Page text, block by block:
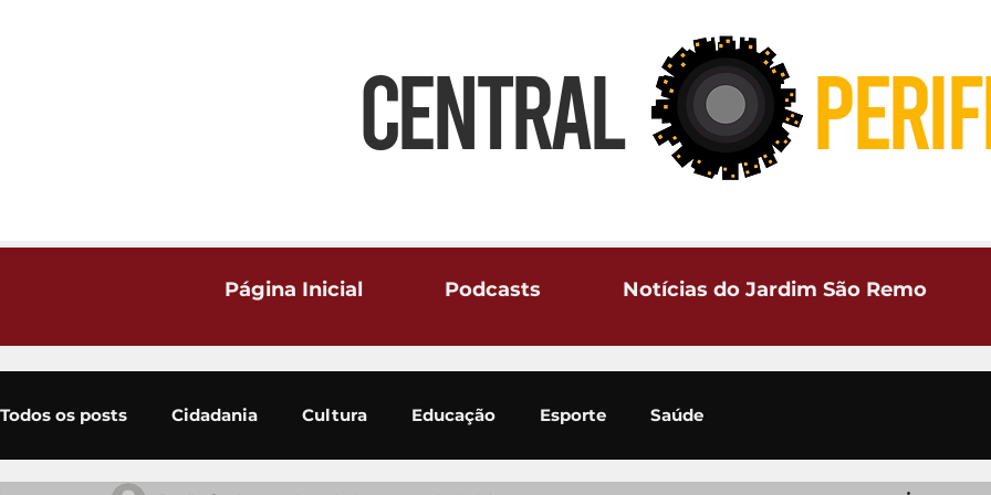
CENTRAL
Página Inicial Podcasts Notícias do Jardim São Remo
Todos os posts Cidadania Cultura Educação Esporte Saúde